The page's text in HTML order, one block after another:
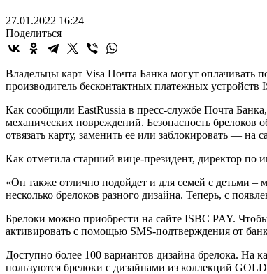
27.01.2022 16:24
Поделиться
Владельцы карт Visa Почта Банка могут оплачивать
производитель бесконтактных платежных устройств
Как сообщили EastRussia в пресс-службе Почта
механических повреждений. Безопасность
отвязать карту, заменить ее или заблокировать —
Как отметила старший вице-президент, директор
«Он также отлично подойдет и для семей с детьми –
несколько брелоков разного дизайна. Теперь, с
Брелоки можно приобрести на сайте ISBC PAY.
активировать c помощью SMS-подтверждения от
Доступно более 100 вариантов дизайна брелока. На
пользуются брелоки с дизайнами из коллекций